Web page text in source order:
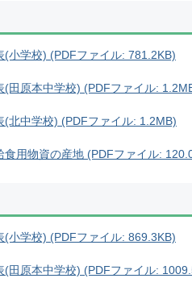
(小学校) (PDFファイル: 781.2KB)
(田原本中学校) (PDFファイル:
(北中学校) (PDFファイル: 1.2MB)
食用物資の産地 (PDFファイル:
(小学校) (PDFファイル: 869.3KB)
(田原本中学校) (PDFファイル: